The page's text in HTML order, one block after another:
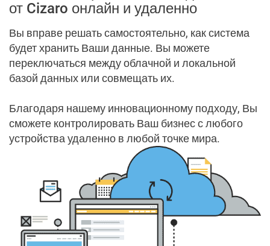
Мы поднимем Вас дооблаков
Новое поколение POS
Партнеры
Торговые представители
от Cizaro онлайн и удаленно
Вы вправе решать самостоятельно, как система
будет хранить Ваши данные. Вы можете
переключаться между облачной и локальной
базой данных или совмещать их.
Благодаря нашему инновационному подходу, Вы
сможете контролировать Ваш бизнес с любого
устройства удаленно в любой точке мира.